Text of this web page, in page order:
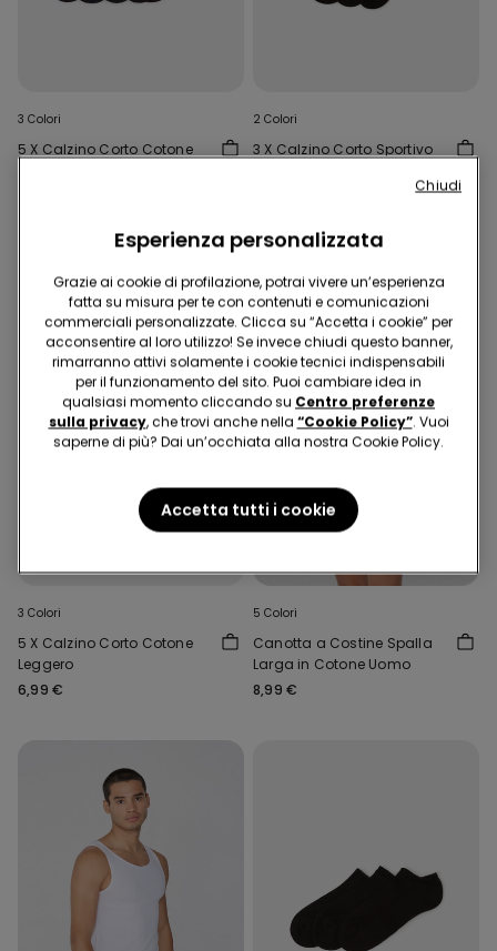
3 Colori
5 X Calzino Corto Cotone
2 Colori
3 X Calzino Corto Sportivo
3 Colori
5 X Calzino Corto Cotone
Leggero
6,99 €
5 Colori
Canotta a Costine Spalla
Larga in Cotone Uomo
8,99 €
Esperienza personalizzata
Grazie ai cookie di profilazione, potrai vivere un’esperienza
fatta su misura per te con contenuti e comunicazioni
commerciali personalizzate. Clicca su “Accetta i cookie” per
acconsentire al loro utilizzo! Se invece chiudi questo banner,
rimarranno attivi solamente i cookie tecnici indispensabili
per il funzionamento del sito. Puoi cambiare idea in
qualsiasi momento cliccando su Centro preferenze
sulla privacy, che trovi anche nella “Cookie Policy”. Vuoi
saperne di più? Dai un’occhiata alla nostra Cookie Policy.
Accetta tutti i cookie
Chiudi